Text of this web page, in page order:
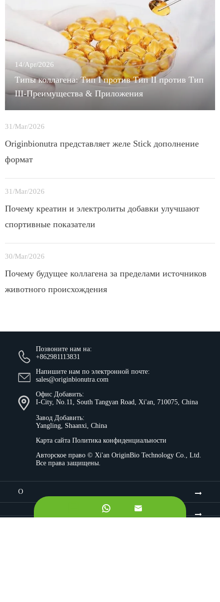
14/Apr/2026
Типы коллагена: Тип I против Тип II против Тип
III-Преимущества & Приложения
31/Mar/2026
Originbionutra представляет желе Stick дополнение
формат
31/Mar/2026
Почему креатин и электролиты добавки улучшают
спортивные показатели
30/Mar/2026
Почему будущее коллагена за пределами источников
животного происхождения
Позвоните нам на:
+862981113831
Напишите нам по электронной почте:
sales@originbionutra.com
Офис Добавить:
I-City, No.11, South Tangyan Road, Xi'an, 710075, China
Завод Добавить:
Yangling, Shaanxi, China
Карта сайта Политика конфиденциальности
Авторское право © Xi'an OriginBio Technology Co., Ltd.
Все права защищены.
О
 